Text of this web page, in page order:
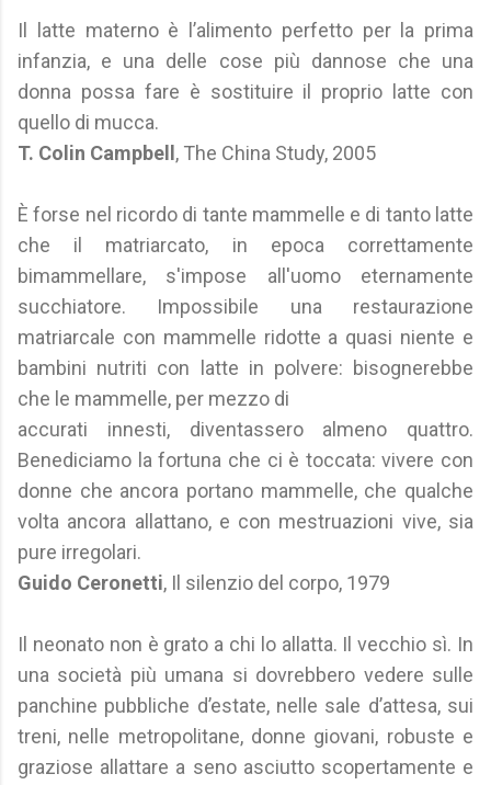
Il latte materno è l’alimento perfetto per la prima
infanzia, e una delle cose più dannose che una
donna possa fare è sostituire il proprio latte con
quello di mucca.
T. Colin Campbell , The China Study, 2005
È forse nel ricordo di tante mammelle e di tanto latte
che il matriarcato, in epoca correttamente
bimammellare, s'impose all'uomo eternamente
succhiatore. Impossibile una restaurazione
matriarcale con mammelle ridotte a quasi niente e
bambini nutriti con latte in polvere: bisognerebbe
che le mammelle, per mezzo di
accurati innesti, diventassero almeno quattro.
Benediciamo la fortuna che ci è toccata: vivere con
donne che ancora portano mammelle, che qualche
volta ancora allattano, e con mestruazioni vive, sia
pure irregolari.
Guido Ceronetti, Il silenzio del corpo, 1979
Il neonato non è grato a chi lo allatta. Il vecchio sì. In
una società più umana si dovrebbero vedere sulle
panchine pubbliche d’estate, nelle sale d’attesa, sui
treni, nelle metropolitane, donne giovani, robuste e
graziose allattare a seno asciutto scopertamente e